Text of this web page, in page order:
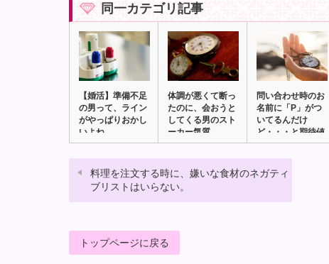
同一カテゴリ記事
【婚活】準備不足
の男って、ライン
がやっぱりおかし
いよね。
体調が悪くて断っ
たのに、会おうと
してくる男のスト
ーカー気質
問い合わせ時のお
名前に「P」がつ
いてるんだけ
ど・・・と期待値
風船…
料理を注文する時に、嫌いな食材のネガティ
ブリストはいらない。
トップページに戻る